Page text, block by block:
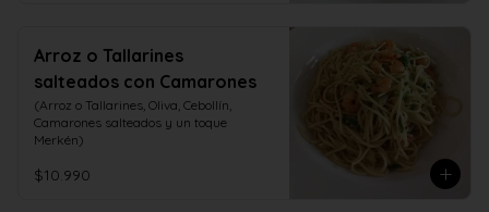
Arroz o Tallarines
salteados con Camarones
(Arroz o Tallarines, Oliva, Cebollín,
Camarones salteados y un toque
Merkén)
$10.990